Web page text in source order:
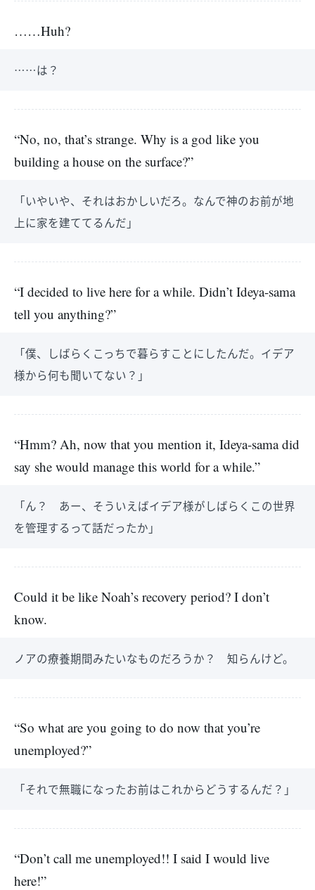
……Huh?
……は？
“No, no, that’s strange. Why is a god like you
building a house on the surface?”
「いやいや、それはおかしいだろ。なんで神のお前が地
上に家を建ててるんだ」
“I decided to live here for a while. Didn’t Ideya-sama
tell you anything?”
「僕、しばらくこっちで暮らすことにしたんだ。イデア
様から何も聞いてない？」
“Hmm? Ah, now that you mention it, Ideya-sama did
say she would manage this world for a while.”
「ん？ あー、そういえばイデア様がしばらくこの世界
を管理するって話だったか」
Could it be like Noah’s recovery period? I don’t
know.
ノアの療養期間みたいなものだろうか？ 知らんけど。
“So what are you going to do now that you’re
unemployed?”
「それで無職になったお前はこれからどうするんだ？」
“Don’t call me unemployed!! I said I would live
here!”